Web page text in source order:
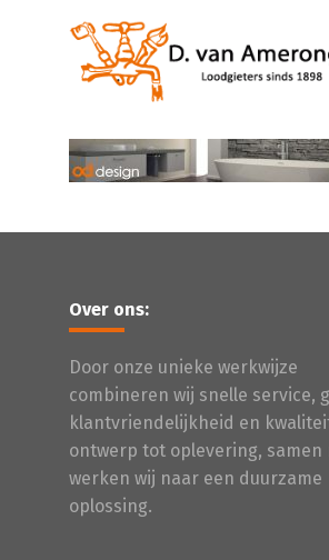
Over ons:
Door onze unieke werkwijze
combineren wij snelle service,
klantvriendelijkheid en
ontwerp tot oplevering, samen
werken wij naar een duurzame
oplossing.